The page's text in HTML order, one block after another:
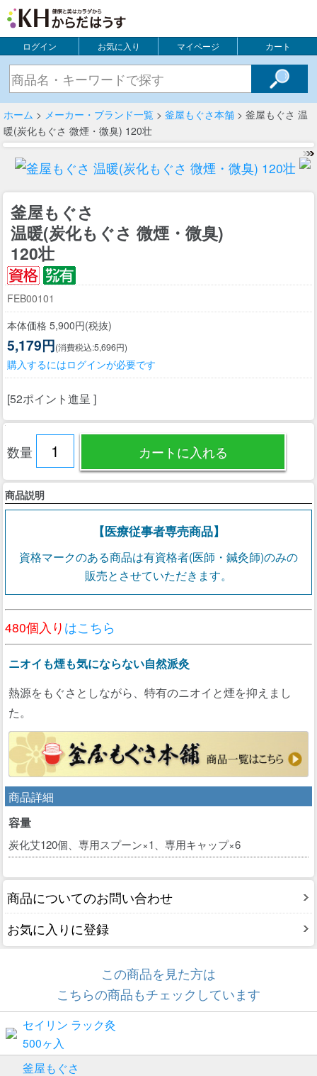
ログイン お気に入り マイページ カート
ホーム > メーカー・ブランド一覧 > 釜屋もぐさ本舗 > 釜屋もぐさ 温
暖(炭化もぐさ 微煙・微臭) 120壮
釜屋もぐさ
温暖(炭化もぐさ 微煙・微臭)
120壮
FEB00101
本体価格 5,900円(税抜)
5,179円(消費税込:5,696円)
購入するにはログインが必要です
[52ポイント進呈 ]
数量
商品説明
【医療従事者専売商品】
資格マークのある商品は有資格者(医師・鍼灸師)のみの
販売とさせていただきます。
480個入り はこちら
ニオイも煙も気にならない自然派灸
熱源をもぐさとしながら、特有のニオイと煙を抑えまし
た。
商品詳細
容量
炭化艾120個、専用スプーン×1、専用キャップ×6
商品についてのお問い合わせ
お気に入りに登録
この商品を見た方は
こちらの商品もチェックしています
セイリン ラック灸
500ヶ入
釜屋もぐさ